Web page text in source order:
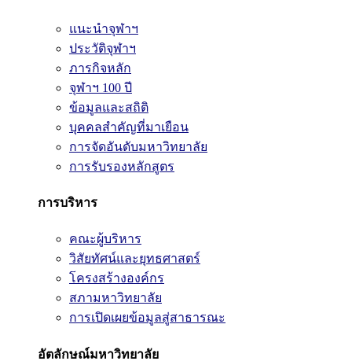
แนะนำจุฬาฯ
ประวัติจุฬาฯ
ภารกิจหลัก
จุฬาฯ 100 ปี
ข้อมูลและสถิติ
บุคคลสำคัญที่มาเยือน
การจัดอันดับมหาวิทยาลัย
การรับรองหลักสูตร
การบริหาร
คณะผู้บริหาร
วิสัยทัศน์และยุทธศาสตร์
โครงสร้างองค์กร
สภามหาวิทยาลัย
การเปิดเผยข้อมูลสู่สาธารณะ
อัตลักษณ์มหาวิทยาลัย